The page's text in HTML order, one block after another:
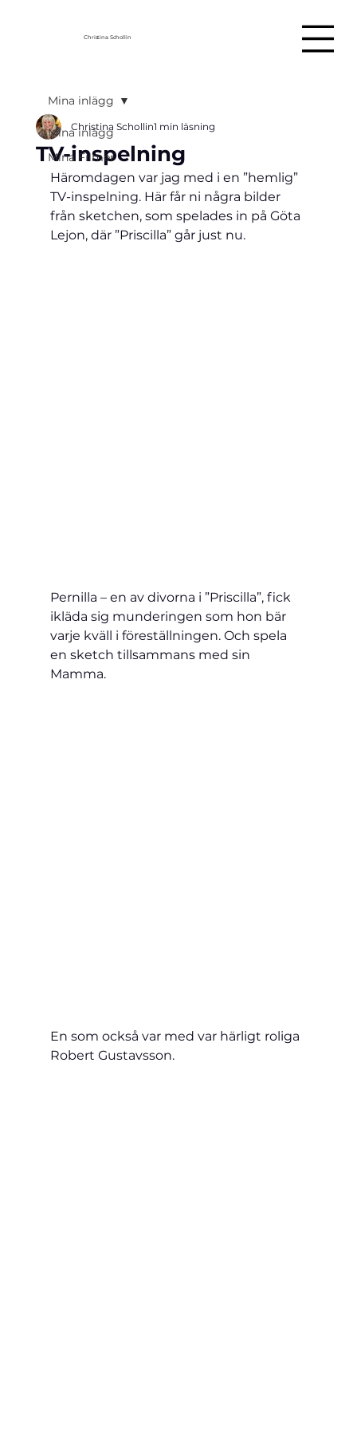
Christina Schollin
Mina inlägg
Mina Filmer
Mina inlägg
TV-inspelning
Christina Schollin1 min läsning
Häromdagen var jag med i en ”hemlig”
TV-inspelning. Här får ni några bilder
från sketchen, som spelades in på Göta
Lejon, där ”Priscilla” går just nu.
Pernilla – en av divorna i ”Priscilla”, fick
ikläda sig munderingen som hon bär
varje kväll i föreställningen. Och spela
en sketch tillsammans med sin
Mamma.
En som också var med var härligt roliga
Robert Gustavsson.